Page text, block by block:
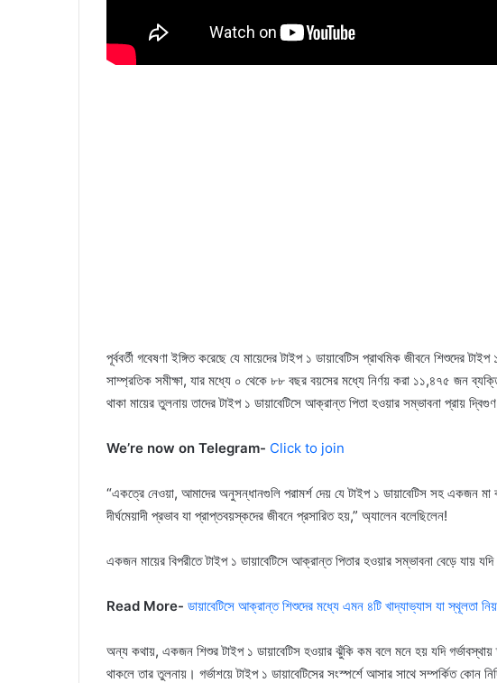
পূর্ববর্তী গবেষণা ইঙ্গিত করেছে যে মায়েদের টাইপ ১ ডায়াবেটিস প্রাথমিক জীবনে শিশুদের
সাম্প্রতিক সমীক্ষা, যার মধ্যে ০ থেকে ৮৮ বছর বয়সের মধ্যে নির্ণয় করা ১১,৪৭৫ জন
থাকা মায়ের তুলনায় তাদের টাইপ ১ ডায়াবেটিসে আক্রান্ত পিতা হওয়ার সম্ভাবনা প্রায়
We’re now on Telegram- Click to join
“একত্রে নেওয়া, আমাদের অনুসন্ধানগুলি পরামর্শ দেয় যে টাইপ ১ ডায়াবেটিস সহ একজন মা
দীর্ঘমেয়াদী প্রভাব যা প্রাপ্তবয়স্কদের জীবনে প্রসারিত হয়,” অ্যালেন বলেছিলেন!
একজন মায়ের বিপরীতে টাইপ ১ ডায়াবেটিসে আক্রান্ত পিতার হওয়ার সম্ভাবনা বেড়ে যায়
Read More- ডায়াবেটিসে আক্রান্ত শিশুদের মধ্যে এমন ৪টি খাদ্যাভ্যাস যা স্থূলতা
অন্য কথায়, একজন শিশুর টাইপ ১ ডায়াবেটিস হওয়ার ঝুঁকি কম বলে মনে হয় যদি গর্ভাবস্থায়
থাকলে তার তুলনায়। গর্ভাশয়ে টাইপ ১ ডায়াবেটিসের সংস্পর্শে আসার সাথে সম্পর্কিত কোন